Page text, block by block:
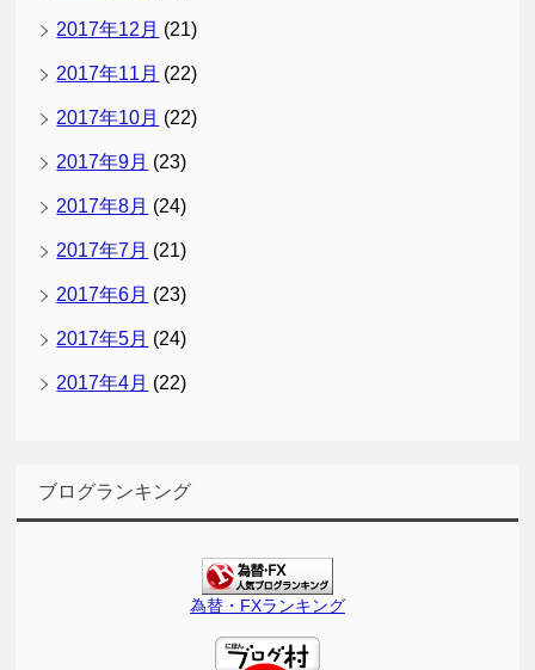
2017年12月 (21)
2017年11月 (22)
2017年10月 (22)
2017年9月 (23)
2017年8月 (24)
2017年7月 (21)
2017年6月 (23)
2017年5月 (24)
2017年4月 (22)
ブログランキング
為替・FXランキング